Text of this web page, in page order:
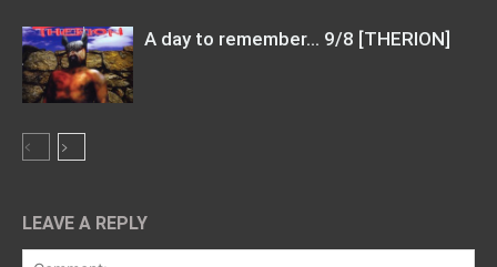
A day to remember… 9/8 [THERION]
LEAVE A REPLY